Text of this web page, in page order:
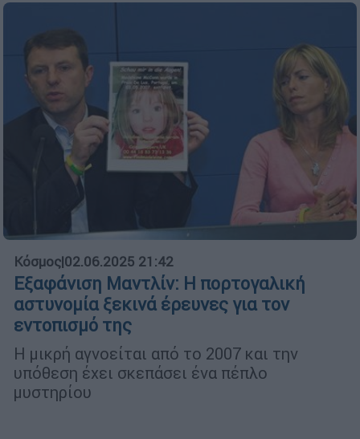
Κόσμος|02.06.2025 21:42
Εξαφάνιση Μαντλίν: Η πορτογαλική
αστυνομία ξεκινά έρευνες για τον
εντοπισμό της
Η μικρή αγνοείται από το 2007 και την
υπόθεση έχει σκεπάσει ένα πέπλο
μυστηρίου